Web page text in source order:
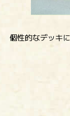
個性的なデッキ